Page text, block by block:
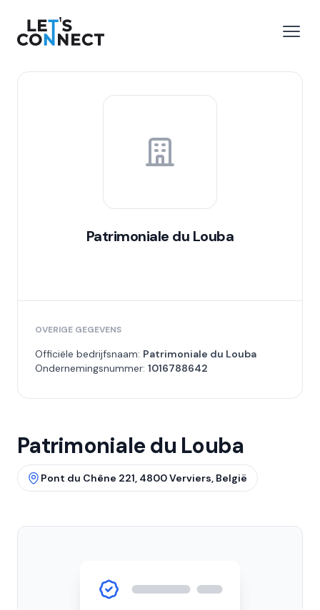
Let's Connect
Patrimoniale du Louba
OVERIGE GEGEVENS
Officiële bedrijfsnaam: Patrimoniale du Louba
Ondernemingsnummer: 1016788642
Patrimoniale du Louba
Pont du Chêne 221, 4800 Verviers, België